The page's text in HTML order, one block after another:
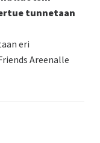
tunnetaan
eri
Areenalle